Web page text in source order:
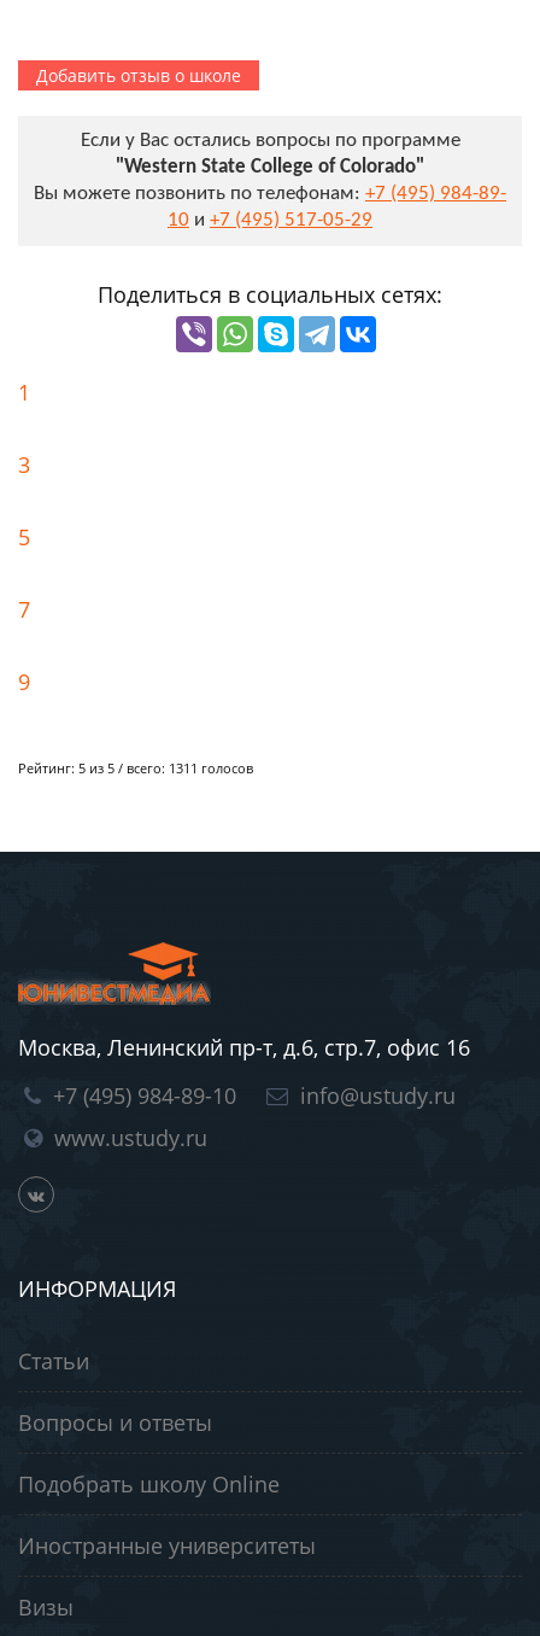
Добавить отзыв о школе
Если у Вас остались вопросы по программе
"Western State College of Colorado"
Вы можете позвонить по телефонам: +7 (495) 984-89-
10 и +7 (495) 517-05-29
Поделиться в социальных сетях:
1
3
5
7
9
Рейтинг: 5 из 5 / всего: 1311 голосов
Москва, Ленинский пр-т, д.6, стр.7, офис 16
+7 (495) 984-89-10
info@ustudy.ru
www.ustudy.ru
ИНФОРМАЦИЯ
Статьи
Вопросы и ответы
Подобрать школу Online
Иностранные университеты
Визы